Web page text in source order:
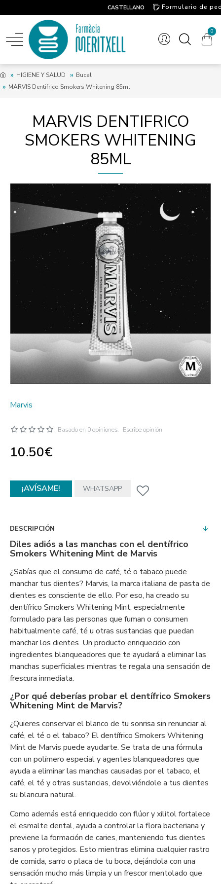
CASTELLANO
Formulario de
0
HIGIENE Y SALUD
Bucal
MARVIS Dentifrico Smokers Whitening 85ml
MARVIS DENTIFRICO
SMOKERS WHITENING
85ML
Marvis
Basado en 0 opiniones. Escribe opinión
10.50€
¡AVÍSAME! WHATSAPP
DESCRIPCIÓN
Diles adiós a las manchas con el dentífrico
Smokers Whitening Mint de Marvis
¿Sabías que el consumo de café, té o tabaco puede
manchar tus dientes? Marvis, la marca italiana de pasta de
dientes es consciente de ello. Por eso, ha creado su
dentífrico Smokers Whitening Mint, especialmente
formulado para las personas que fuman o consumen
habitualmente café, té u otras sustancias que puedan
manchar los dientes. Un producto enriquecido con
ingredientes blanqueadores que te ayudará a eliminar las
manchas superficiales mientras te regala una sensación de
frescura inmediata.
¿Por qué deberías probar el dentífrico Smokers
Whitening Mint de Marvis?
¿Quieres conservar el blanco de tu sonrisa sin renunciar al
café, el té o el tabaco? El dentífrico Smokers Whitening
Mint de Marvis puede ayudarte. Se trata de una fórmula
con un polímero especial y agentes blanqueadores que
ayuda a eliminar las manchas causadas por el tabaco, el
café, el té y otras sustancias, devolviéndole a tus dientes
su blancura natural.
Como además está enriquecido con flúor y xilitol fortalece
el esmalte dental, ayuda a controlar la flora bacteriana y
previene la formación de caries, manteniendo tus dientes
sanos y protegidos. Esto mientras elimina cualquier rastro
de comida, sarro o placa de tu boca, dejándola con una
sensación mucho más limpia y un frescor mentolado que